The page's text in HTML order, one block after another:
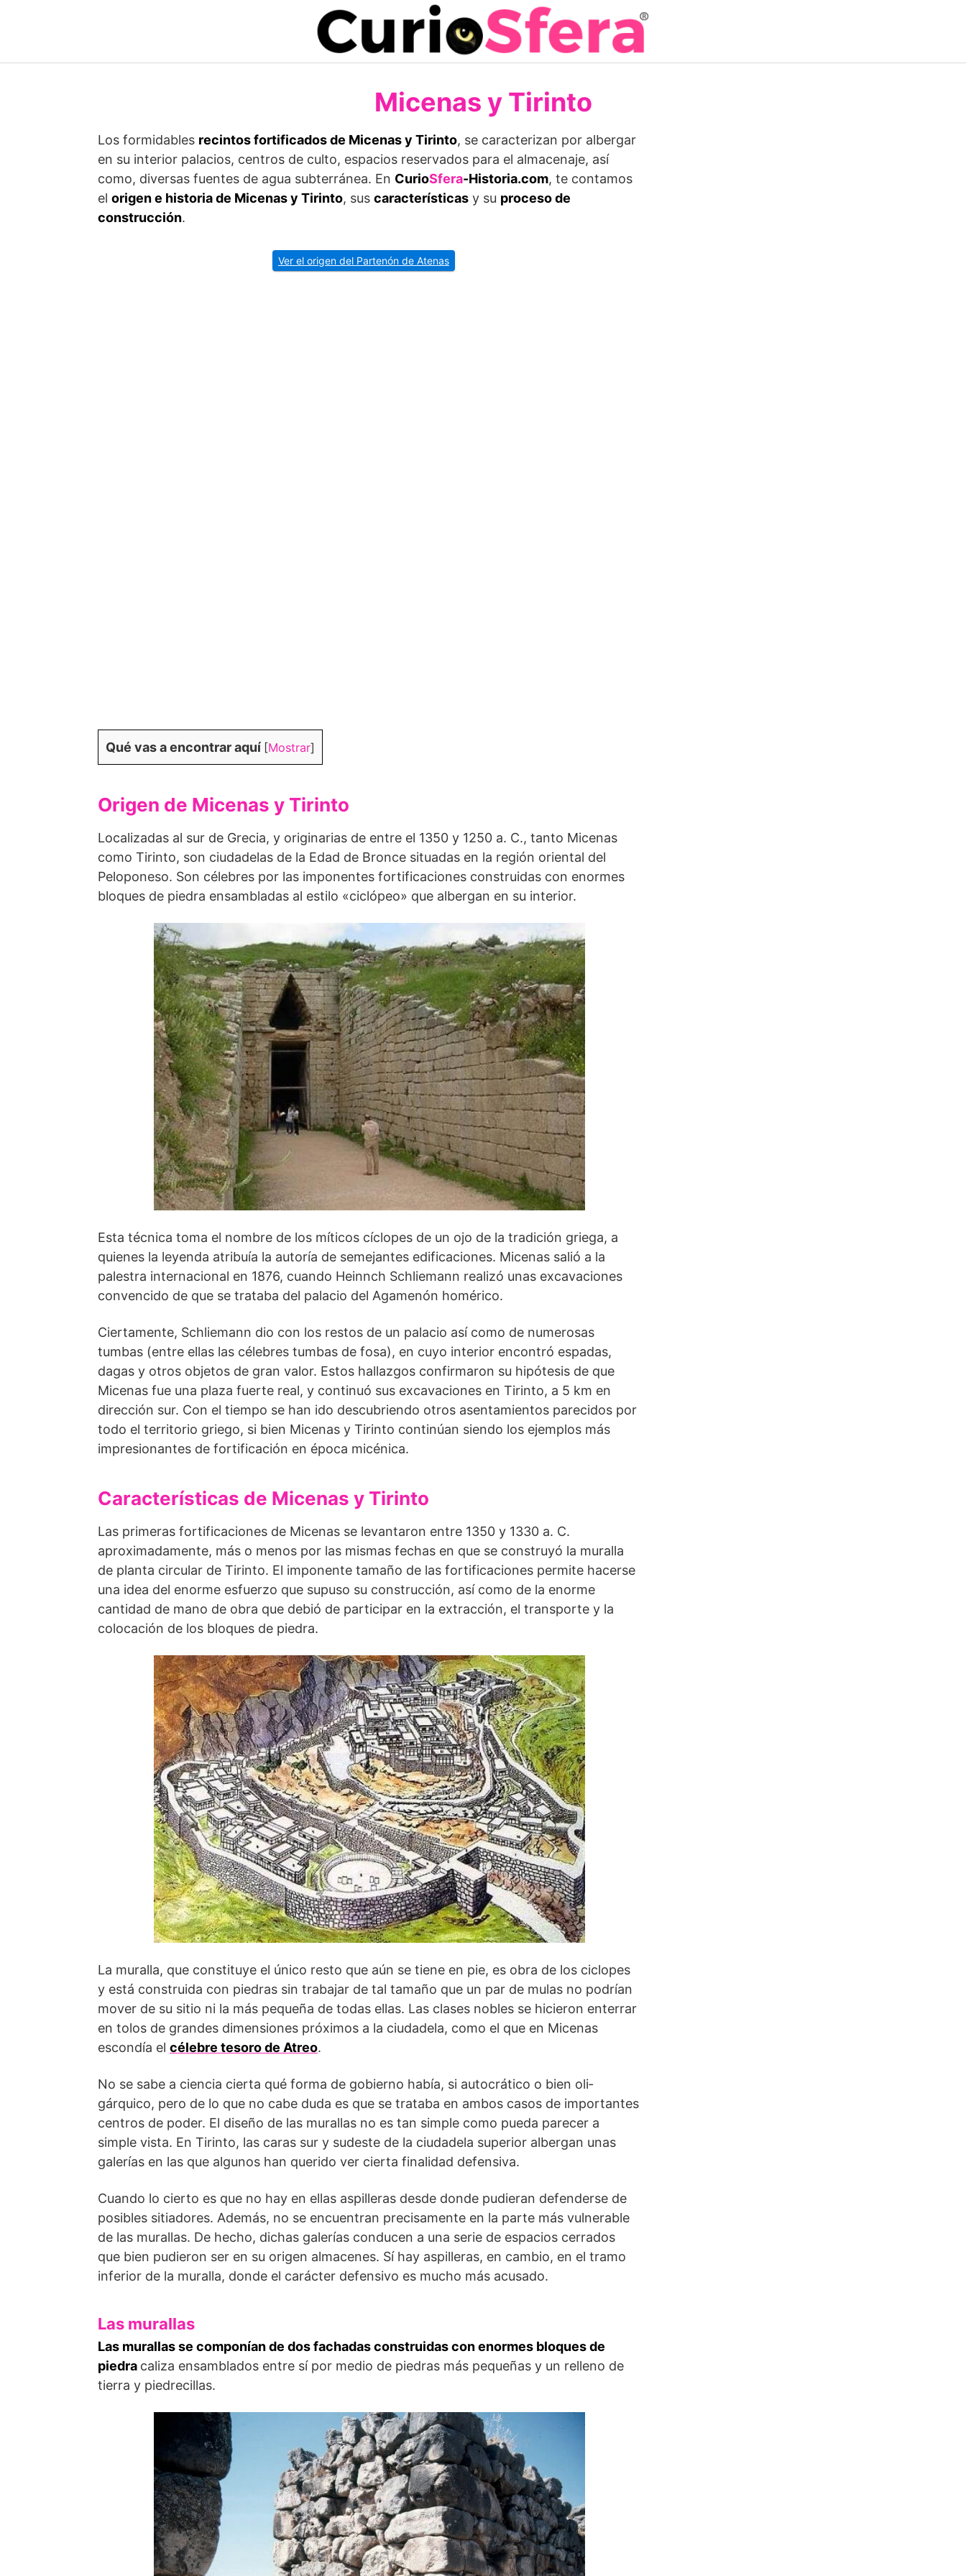
Micenas y Tirinto
Los formidables recintos fortificados de Micenas y Tirinto, se caracterizan por albergar
en su interior palacios, centros de culto, espacios reservados para el almacenaje, así
como, diversas fuentes de agua subterránea. En CurioSfera-Historia.com, te contamos
el origen e historia de Micenas y Tirinto, sus características y su proceso de
construcción.
Ver el origen del Partenón de Atenas
Qué vas a encontrar aquí [Mostrar]
Origen de Micenas y Tirinto
Localizadas al sur de Grecia, y originarias de entre el 1350 y 1250 a. C., tanto Micenas
como Tirinto, son ciudadelas de la Edad de Bronce situadas en la región oriental del
Peloponeso. Son célebres por las imponentes fortificaciones construidas con enormes
bloques de piedra ensambladas al estilo «ciclópeo» que albergan en su interior.
Esta técnica toma el nombre de los míticos cíclopes de un ojo de la tradición griega, a
quienes la leyenda atribuía la autoría de semejantes edificaciones. Micenas salió a la
palestra internacional en 1876, cuando Heinnch Schliemann realizó unas excavaciones
convencido de que se trataba del palacio del Agamenón homérico.
Ciertamente, Schliemann dio con los restos de un palacio así como de numerosas
tumbas (entre ellas las célebres tumbas de fosa), en cuyo interior encontró espadas,
dagas y otros objetos de gran valor. Estos hallazgos confirmaron su hipótesis de que
Micenas fue una plaza fuerte real, y continuó sus excavaciones en Tirinto, a 5 km en
dirección sur. Con el tiempo se han ido descubriendo otros asen­tamientos parecidos por
todo el territorio griego, si bien Micenas y Tirinto continúan siendo los ejemplos más
impresionantes de fortificación en época micénica.
Características de Micenas y Tirinto
Las primeras fortificaciones de Micenas se levanta­ron entre 1350 y 1330 a. C.
aproximadamente, más o menos por las mismas fechas en que se construyó la muralla
de planta circular de Tirinto. El imponente tamaño de las fortificaciones permite hacerse
una idea del enorme esfuerzo que supuso su construcción, así como de la enorme
cantidad de mano de obra que debió de participar en la extracción, el transporte y la
colocación de los bloques de piedra.
La muralla, que constituye el único resto que aún se tiene en pie, es obra de los ciclopes
y está construida con piedras sin trabajar de tal tamaño que un par de mulas no podrían
mover de su sitio ni la más pequeña de todas ellas. Las clases nobles se hicieron enterrar
en tolos de grandes dimensiones próximos a la ciudadela, como el que en Micenas
escondía el célebre tesoro de Atreo.
No se sabe a ciencia cierta qué forma de gobierno había, si autocrático o bien oli­
gárquico, pero de lo que no cabe duda es que se trataba en ambos casos de importantes
centros de poder. El diseño de las murallas no es tan simple como pueda parecer a
simple vista. En Tirinto, las caras sur y sudeste de la ciudadela superior albergan unas
galerías en las que algunos han querido ver cierta finalidad defensiva.
Cuando lo cierto es que no hay en ellas aspilleras desde donde pudieran defenderse de
posibles sitiadores. Además, no se encuentran precisamente en la parte más vulnerable
de las murallas. De hecho, dichas galerías conducen a una serie de espacios cerrados
que bien pudieron ser en su origen almacenes. Sí hay aspilleras, en cambio, en el tramo
inferior de la muralla, donde el carácter defensivo es mucho más acusado.
Las murallas
Las murallas se compo­nían de dos fachadas construidas con enormes bloques de
piedra caliza ensamblados entre sí por medio de piedras más pequeñas y un relleno de
tierra y piedrecillas.